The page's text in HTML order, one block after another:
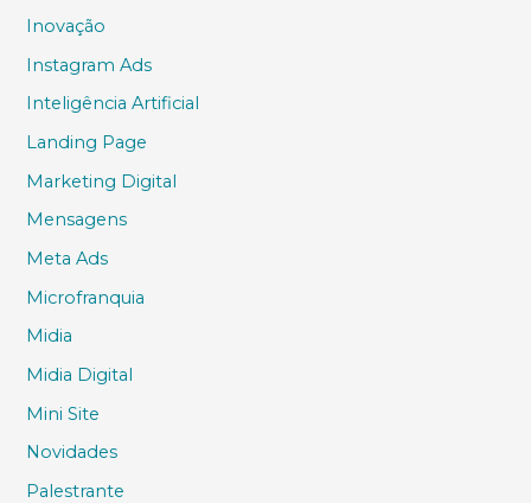
Inovação
Instagram Ads
Inteligência Artificial
Landing Page
Marketing Digital
Mensagens
Meta Ads
Microfranquia
Midia
Midia Digital
Mini Site
Novidades
Palestrante